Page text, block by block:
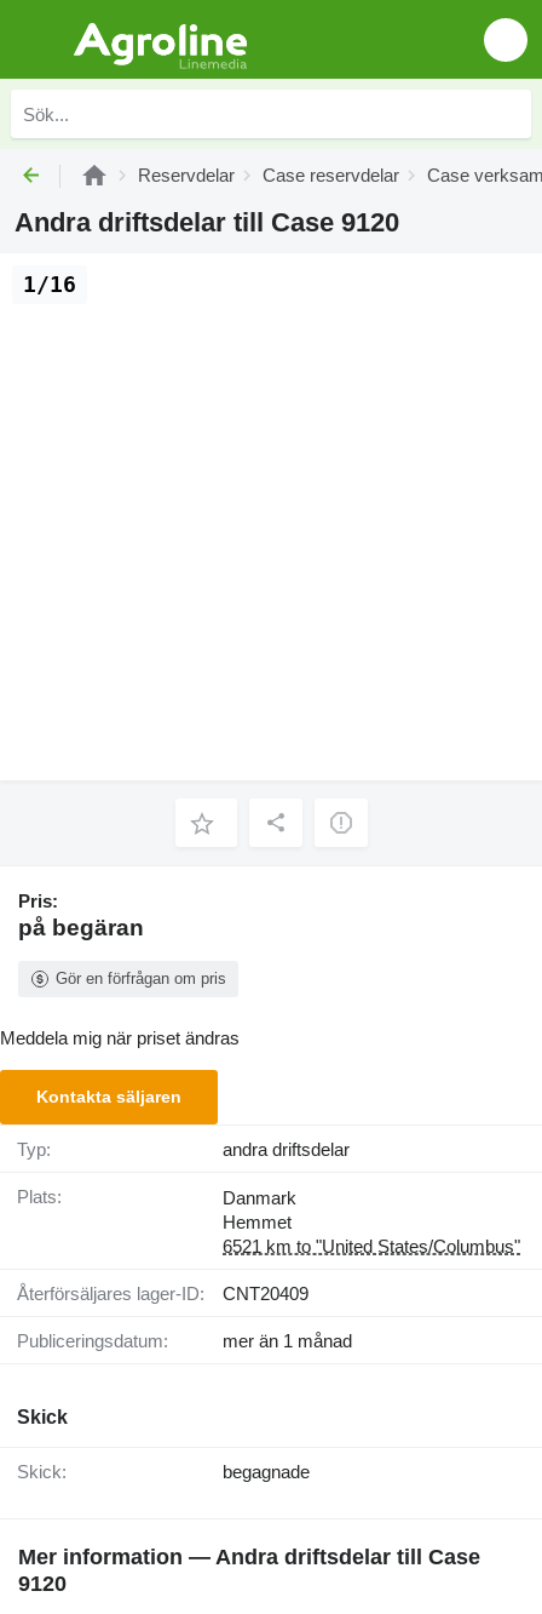
Reservdelar Case reservdelar Case
Andra driftsdelar till Case 9120
1/16
Pris:
på begäran
Gör en förfrågan om pris
Meddela mig när priset ändras
Kontakta säljaren
Typ: andra driftsdelar
Plats:
Danmark
Hemmet
6521 km to "United States/Columbus"
Återförsäljares lager-ID: CNT20409
Publiceringsdatum: mer än 1 månad
Skick
Skick: begagnade
Mer information — Andra driftsdelar till Case
9120